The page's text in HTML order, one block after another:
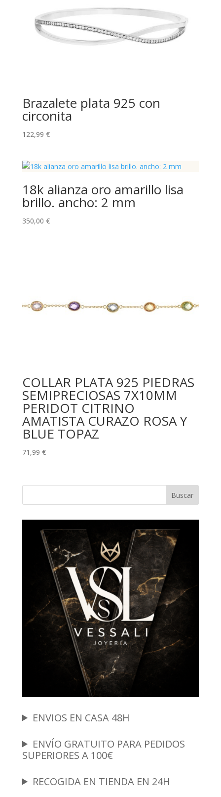
Brazalete plata 925 con
circonita
122,99 €
18k alianza oro amarillo lisa
brillo. ancho: 2 mm
350,00 €
COLLAR PLATA 925 PIEDRAS
SEMIPRECIOSAS 7X10MM
PERIDOT CITRINO
AMATISTA CURAZO ROSA Y
BLUE TOPAZ
71,99 €
Buscar
ENVIOS EN CASA 48H
ENVÍO GRATUITO PARA PEDIDOS
SUPERIORES A 100€
RECOGIDA EN TIENDA EN 24H